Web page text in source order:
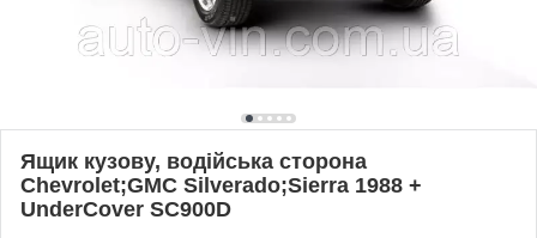
Ящик кузову, водійська сторона
Chevrolet;GMC Silverado;Sierra 1988 +
UnderCover SC900D